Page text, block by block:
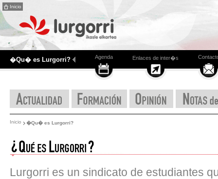
Inicio
�Qu� es Lurgorri? Agenda Enlaces de inter�s
Inicio �Qu� es Lurgorri?
Lurgorri es un sindicato de estudiantes